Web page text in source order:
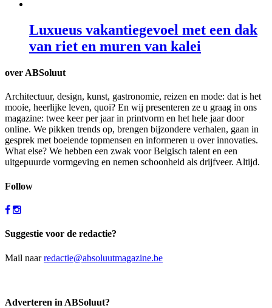
Luxueus vakantiegevoel met een dak
van riet en muren van kalei
over ABSoluut
Architectuur, design, kunst, gastronomie, reizen en mode: dat is het
mooie, heerlijke leven, quoi? En wij presenteren ze u graag in ons
magazine: twee keer per jaar in printvorm en het hele jaar door
online. We pikken trends op, brengen bijzondere verhalen, gaan in
gesprek met boeiende topmensen en informeren u over innovaties.
What else? We hebben een zwak voor Belgisch talent en een
uitgepuurde vormgeving en nemen schoonheid als drijfveer. Altijd.
Follow
Suggestie voor de redactie?
Mail naarredactie@absoluutmagazine.be
Adverteren in ABSoluut?